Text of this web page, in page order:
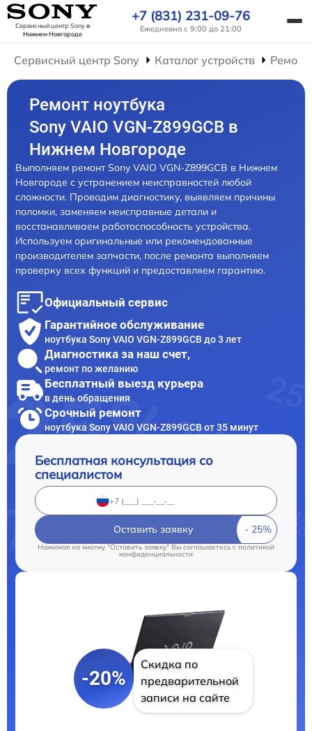
Сервисный центр Sonyв
Нижнем Новгороде
+7 (831) 231-09-76
Ежедневно с 9:00 до 21:00
Сервисный центр Sony Каталог устройств
Ремонт ноутбука
Sony VAIO VGN-Z899GCB в
Нижнем Новгороде
Выполняем ремонт Sony VAIO VGN-Z899GCB в Нижнем
Новгороде с устранением неисправностей любой
сложности. Проводим диагностику, выявляем причины
поломки, заменяем неисправные детали и
восстанавливаем работоспособность устройства.
Используем оригинальные или рекомендованные
производителем запчасти, после ремонта выполняем
проверку всех функций и предоставляем гарантию.
Официальный сервис
Гарантийное обслуживание
ноутбука Sony VAIO VGN-Z899GCB до 3 лет
Диагностика за наш счет,
ремонт по желанию
Бесплатный выезд курьера
в день обращения
Срочный ремонт
ноутбука Sony VAIO VGN-Z899GCB от 35 минут
Бесплатная консультация со
специалистом
Оставить заявку
Нажимая на кнопку "Оставить заявку" Вы соглашаетесь c политикой
конфиденциальности
-20%
Скидка по
предварительной
записи на сайте